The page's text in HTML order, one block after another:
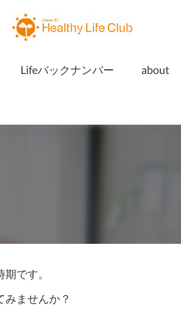
Lifeバックナンバー about
です。
ませんか？